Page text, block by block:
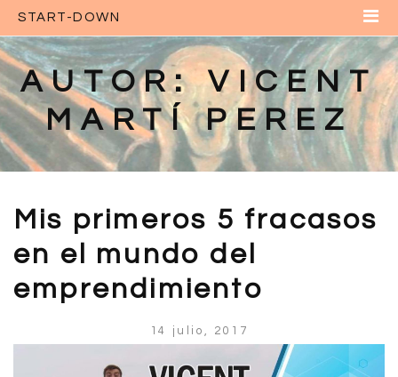
Inicio
Sobre Nosotros
Contacto
Tu Perfil
START-DOWN
AUTOR:VICENT
MARTÍ PEREZ
Mis primeros 5 fracasos
en el mundo del
emprendimiento
14 julio, 2017